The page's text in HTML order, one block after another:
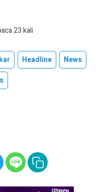
23 kali
Headline
News